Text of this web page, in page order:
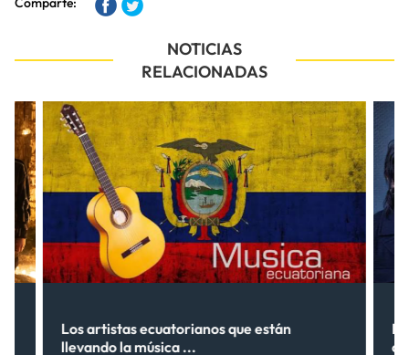
NOTICIAS
RELACIONADAS
Los artistas ecuatorianos que están
llevando la música ...